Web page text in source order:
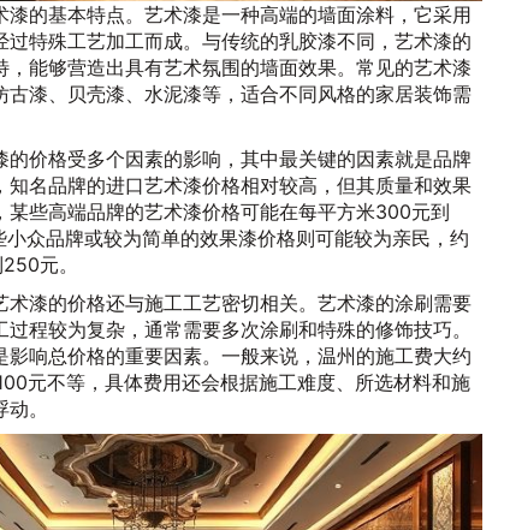
漆的基本特点。艺术漆是一种高端的墙面涂料，它采用
过特殊工艺加工而成。与传统的乳胶漆不同，艺术漆的
，能够营造出具有艺术氛围的墙面效果。常见的艺术漆
古漆、贝壳漆、水泥漆等，适合不同风格的家居装饰需
的价格受多个因素的影响，其中最关键的因素就是品牌
知名品牌的进口艺术漆价格相对较高，但其质量和效果
某些高端品牌的艺术漆价格可能在每平方米300元到
众品牌或较为简单的效果漆价格则可能较为亲民，约
元。
术漆的价格还与施工工艺密切相关。艺术漆的涂刷需要
程较为复杂，通常需要多次涂刷和特殊的修饰技巧。
影响总价格的重要因素。一般来说，温州的施工费大约
元不等，具体费用还会根据施工难度、所选材料和施
。